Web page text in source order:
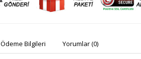
Ödeme Bilgileri Yorumlar (0)